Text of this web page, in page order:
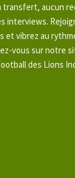
transfert, aucun
interviews.
et vibrez au
vous sur notre
des Lions